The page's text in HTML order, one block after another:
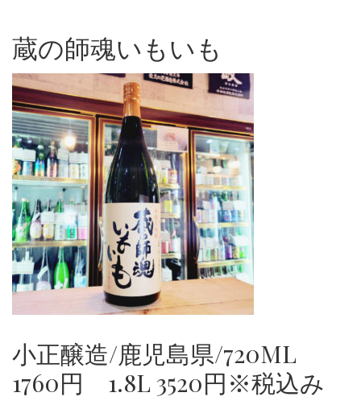
蔵の師魂いもいも
小正醸造/鹿児島県/720ML
1760円 1.8L 3520円※税込み